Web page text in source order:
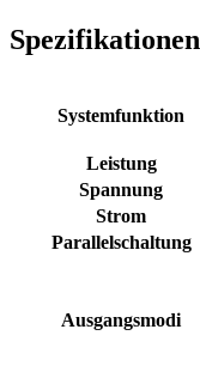
Spezifikationen
Systemfunktion
Leistung
Spannung
Strom
Parallelschaltung
Ausgangsmodi